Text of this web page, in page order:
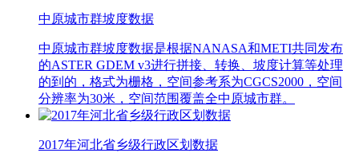
中原城市群坡度数据
中原城市群坡度数据是根据NANASA和METI共同发布
的ASTER GDEM v3进行拼接、转换、坡度计算等处理
的到的，格式为栅格，空间参考系为CGCS2000，空间
分辨率为30米，空间范围覆盖全中原城市群。
2017年河北省乡级行政区划数据